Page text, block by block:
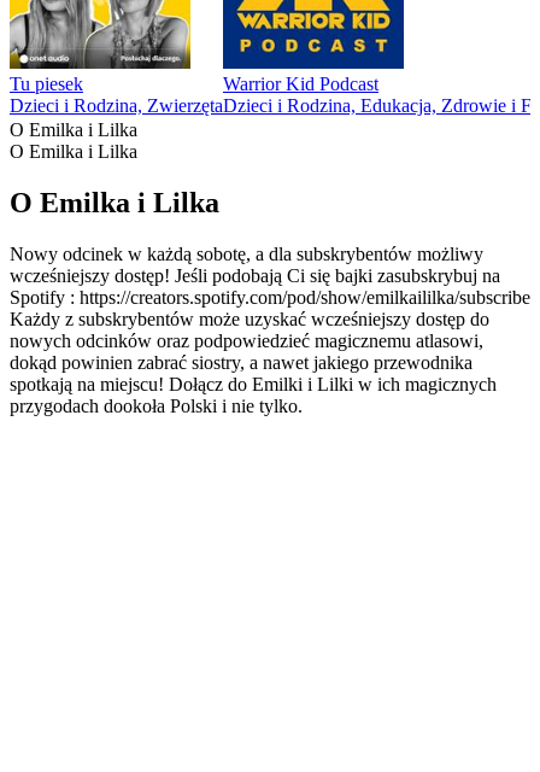
Tu piesek
Dzieci i Rodzina, Zwierzęta
Warrior Kid Podcast
Dzieci i Rodzina, Edukacja, Zdrowie i
O Emilka i Lilka
O Emilka i Lilka
O Emilka i Lilka
Nowy odcinek w każdą sobotę, a dla subskrybentów możliwy
wcześniejszy dostęp! Jeśli podobają Ci się bajki zasubskrybuj na
Spotify : https://creators.spotify.com/pod/show/emilkaililka/subscribe
Każdy z subskrybentów może uzyskać wcześniejszy dostęp do
nowych odcinków oraz podpowiedzieć magicznemu atlasowi,
dokąd powinien zabrać siostry, a nawet jakiego przewodnika
spotkają na miejscu! Dołącz do Emilki i Lilki w ich magicznych
przygodach dookoła Polski i nie tylko.